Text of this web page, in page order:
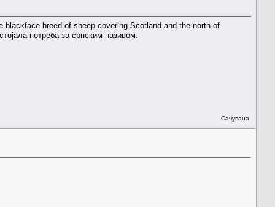
breed of sheep covering Scotland and the north of
потреба за српским називом.
Сачувана